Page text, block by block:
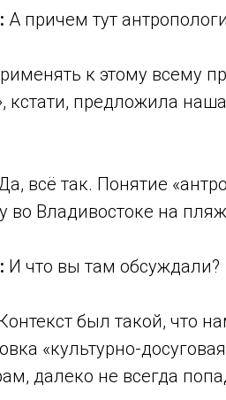
А причем тут
к этому всему
кстати, предложила
всё так. Понятие
во Владивостоке на
И что вы там обсуждали?
был такой, что
«культурно-
далеко не всегда